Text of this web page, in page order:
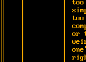
too
too
or